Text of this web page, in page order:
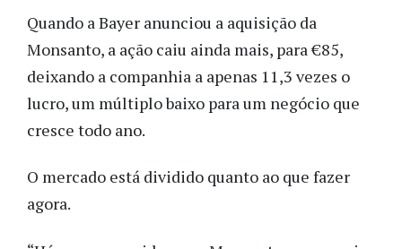
Quando a Bayer anunciou a aquisição da
Monsanto, a ação caiu ainda mais, para €85,
deixando a companhia a apenas 11,3 vezes o
lucro, um múltiplo baixo para um negócio que
cresce todo ano.
O mercado está dividido quanto ao que fazer
agora.